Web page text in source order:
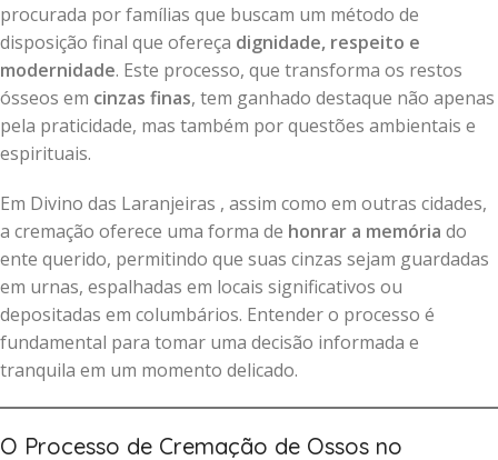
procurada por famílias que buscam um método de
disposição final que ofereça dignidade, respeito e
modernidade. Este processo, que transforma os restos
ósseos em cinzas finas, tem ganhado destaque não apenas
pela praticidade, mas também por questões ambientais e
espirituais.
Em Divino das Laranjeiras , assim como em outras cidades,
a cremação oferece uma forma de honrar a memória do
ente querido, permitindo que suas cinzas sejam guardadas
em urnas, espalhadas em locais significativos ou
depositadas em columbários. Entender o processo é
fundamental para tomar uma decisão informada e
tranquila em um momento delicado.
O Processo de Cremação de Ossos no